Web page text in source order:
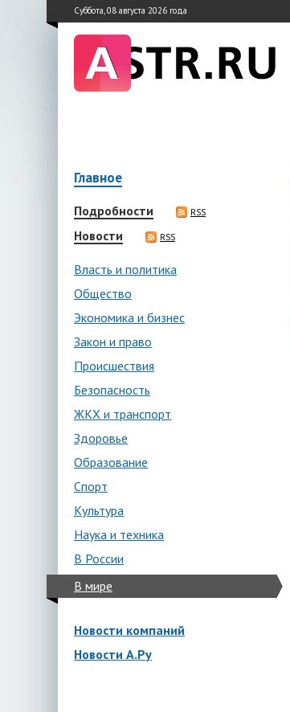
Суббота, 08 августа 2026 года
Главное
Подробности RSS
Новости RSS
Власть и политика
Общество
Экономика и бизнес
Закон и право
Происшествия
Безопасность
ЖКХ и транспорт
Здоровье
Образование
Спорт
Культура
Наука и техника
В России
В мире
Новости компаний
Новости А.Ру